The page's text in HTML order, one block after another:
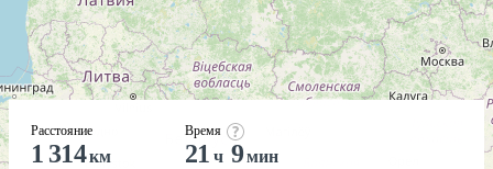
Расстояние
1 314км
Время
21 ч 9мин